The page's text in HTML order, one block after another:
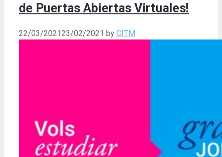
de Puertas Abiertas Virtuales!
22/03/202123/02/2021 by CITM